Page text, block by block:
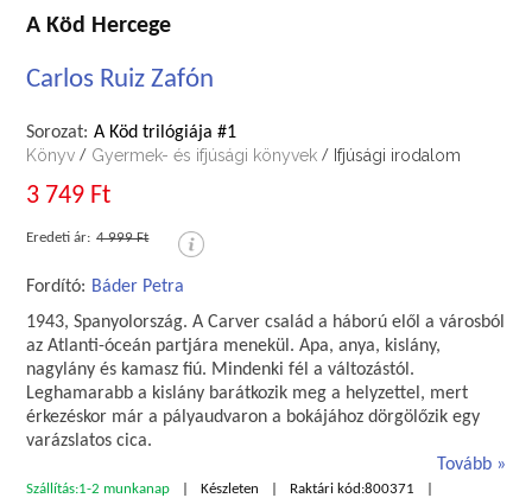
A Köd Hercege
Carlos Ruiz Zafón
Sorozat: A Köd trilógiája #1
Könyv / Gyermek- és ifjúsági könyvek / Ifjúsági irodalom
3 749 Ft
Eredeti ár: 4 999 Ft
Fordító: Báder Petra
1943, Spanyolország. A Carver család a háború elől a városból
az Atlanti-óceán partjára menekül. Apa, anya, kislány,
nagylány és kamasz fiú. Mindenki fél a változástól.
Leghamarabb a kislány barátkozik meg a helyzettel, mert
érkezéskor már a pályaudvaron a bokájához dörgölőzik egy
varázslatos cica.
Tovább
Szállítás:1-2 munkanap Készleten Raktári kód:800371